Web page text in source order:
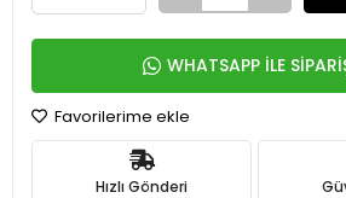
WHATSAPP İLE
Favorilerime ekle
Hızlı Gönderi